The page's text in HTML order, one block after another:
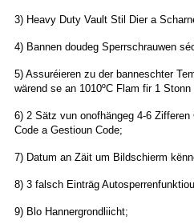
3) Heavy Duty Vault Stil Dier a
4) Bannen doudeg Sperrschrauwen
5) Assuréieren zu der banneschter
wärend se an 1010ºC Flam fir 1
6) 2 Sätz vun onofhängeg 4-6
Code a Gestioun Code;
7) Datum an Zäit um Bildschierm
8) 3 falsch Einträg
9) Blo Hannergrondliicht;